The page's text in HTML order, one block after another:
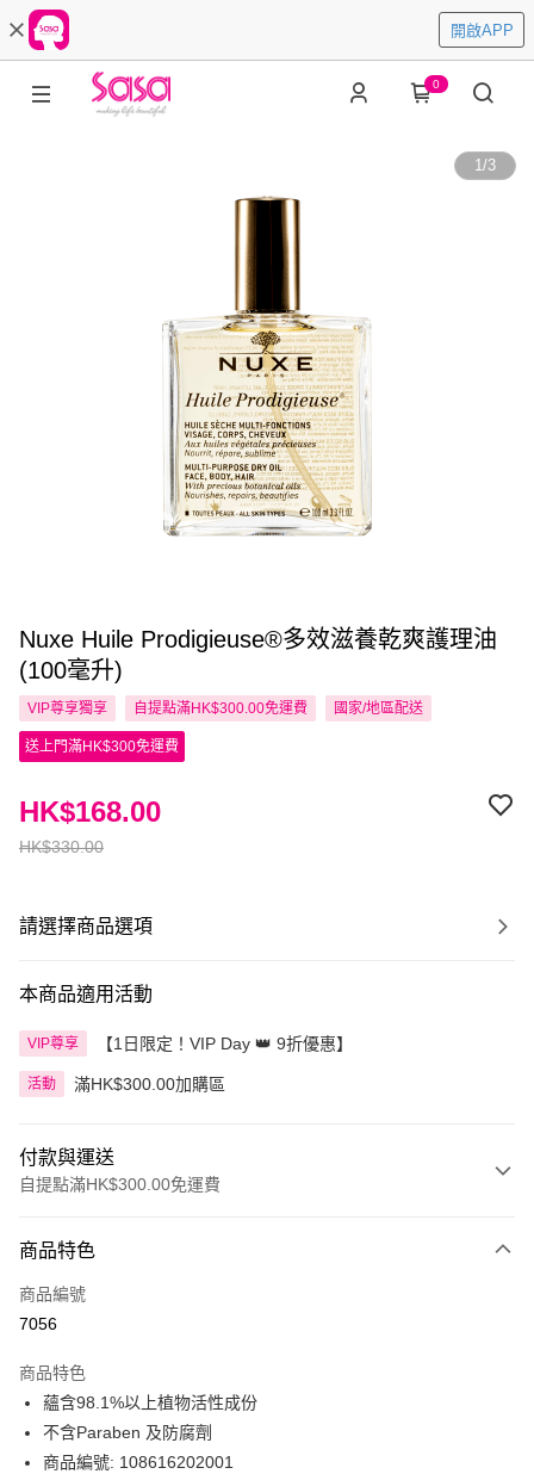
開啟APP
0
1/3
Nuxe Huile Prodigieuse®多效滋養乾爽護理油
(100毫升)
VIP尊享獨享 自提點滿HK$300.00免運費 國家/地區配送
送上門滿HK$300免運費
HK$330.00
HK$168.00
請選擇商品選項
本商品適用活動
VIP尊享 【1日限定！VIP Day 👑 9折優惠】
活動 滿HK$300.00加購區
付款與運送
自提點滿HK$300.00免運費
信用卡
Apple Pay
PayMe
WeChat Pay
商品特色
商品編號
7056
商品特色
蘊含98.1%以上植物活性成份
不含Paraben 及防腐劑
商品編號: 108616202001